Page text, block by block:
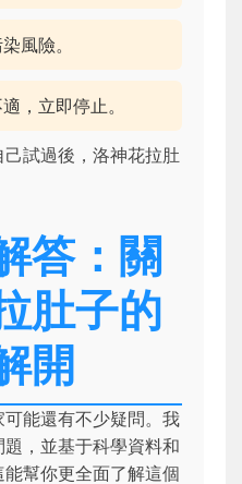
風險。
，立即停止。
試過後，洛神花拉肚
答：關
肚子的
開
能還有不少疑問。我
，並基于科學資料和
幫你更全面了解這個